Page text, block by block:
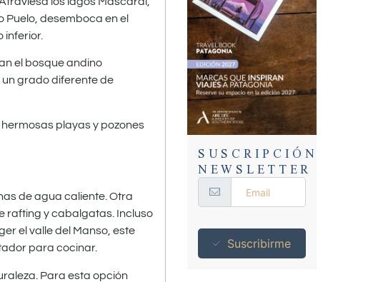
Puelo, desemboca en el
inferior.
el bosque andino
grado diferente de
playas y pozones
de agua caliente. Otra
rafting y cabalgatas. Incluso
el valle del Manso, este
para cocinar.
Para esta opción
SUSCRIPCIÓN
NEWSLETTER
Suscribirme